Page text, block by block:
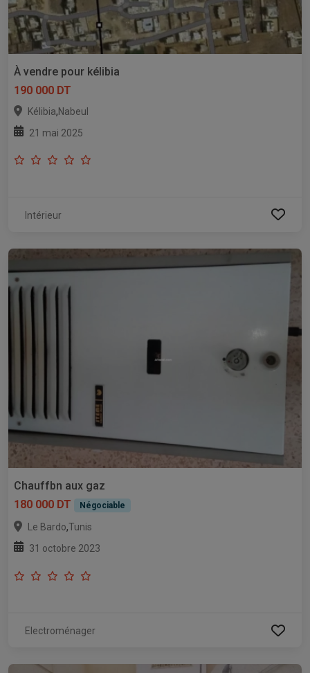
À vendre pour kélibia
190 000 DT
Kélibia,Nabeul
21 mai 2025
Intérieur
Chauffbn aux gaz
180 000 DT
Négociable
Le Bardo,Tunis
31 octobre 2023
Electroménager